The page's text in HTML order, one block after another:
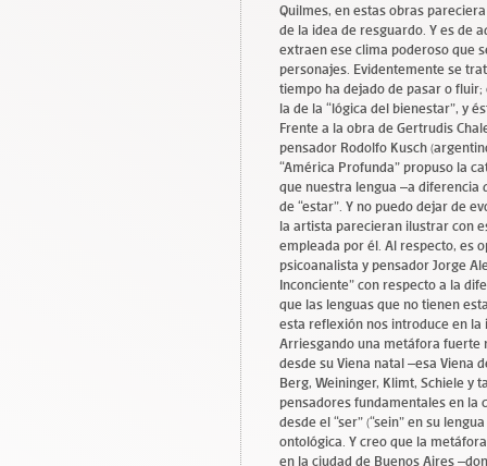
Quilmes, en estas obras
de la idea de resguardo. Y es de
extraen ese clima poderoso que
personajes. Evidentemente se
tiempo ha dejado de pasar o
la de la “lógica del bienestar”, y
Frente a la obra de Gertrudis
pensador Rodolfo Kusch
“América Profunda” propuso la
que nuestra lengua –a diferencia
de “estar”. Y no puedo dejar de
la artista parecieran ilustrar con
empleada por él. Al respecto, es
psicoanalista y pensador Jorge
Inconciente” con respecto a la
que las lenguas que no tienen
esta reflexión nos introduce en
Arriesgando una metáfora fuerte
desde su Viena natal –esa Viena
Berg, Weininger, Klimt, Schiele y
pensadores fundamentales en la
desde el “ser” (“sein” en su
ontológica. Y creo que la
en la ciudad de Buenos Aires